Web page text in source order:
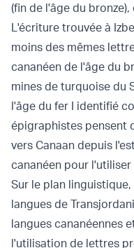
(fin de l'âge du
L'écriture trouvée à
moins des mêmes
cananéen de l'âge du
mines de turquoise du
l'âge du fer I identifié
épigraphistes pensent
vers Canaan depuis
cananéen pour
Sur le plan
langues de
langues cananéennes
l'utilisation de lettres